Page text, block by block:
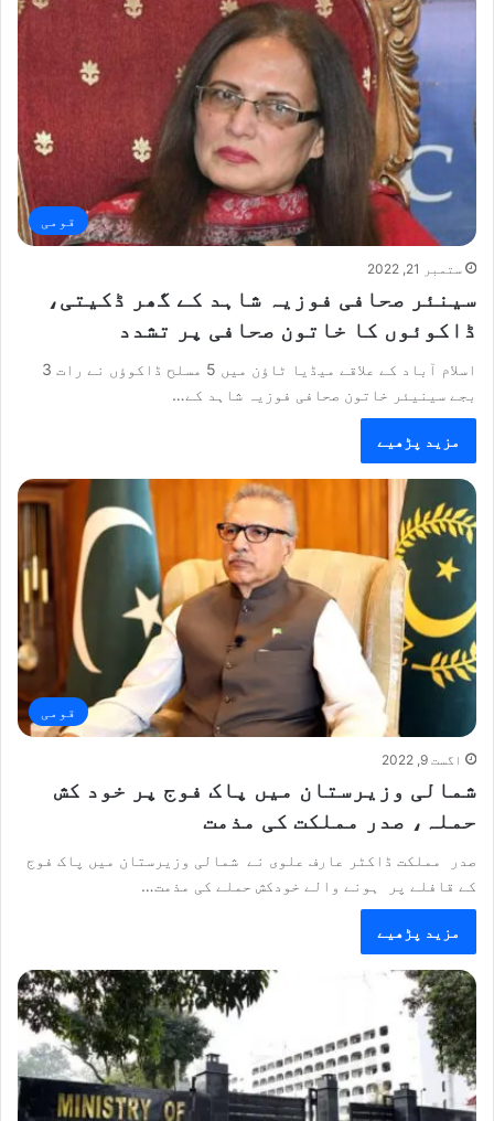
قومی
ستمبر 21, 2022
سینئر صحافی فوزیہ شاہد کے گھر ڈکیتی،
ڈاکوئوں کا خاتون صحافی پر تشدد
اسلام آباد کے علاقے میڈیا ٹاؤن میں 5 مسلح ڈاکوؤں نے رات 3
بجے سینیئر خاتون صحافی فوزیہ شاہد کے…
مزید پڑھیے
قومی
اگست 9, 2022
شمالی وزیرستان میں پاک فوج پر خود کش
حملہ، صدر مملکت کی مذمت
صدر مملکت ڈاکٹر عارف علوی نے شمالی وزیرستان میں پاک فوج
کے قافلے پر ہونے والے خودکش حملے کی مذمت…
مزید پڑھیے